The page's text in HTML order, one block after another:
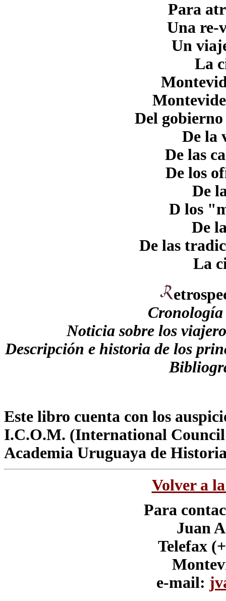
Para
Una re-
Un
La
Del
De la
De las
De los
De
D los
De
De las
La
Noticia sobre los
Descripción e historia de los
Este libro cuenta con los
I.C.O.M. (International
Academia Uruguaya de
Volver a
Para
Juan
Telefax
e-mail: